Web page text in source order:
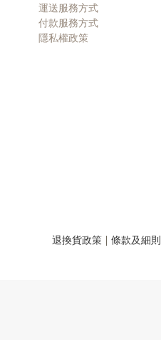
運送服務方式
付款服務方式
隱私權政策
退換貨政策| 條款及細則